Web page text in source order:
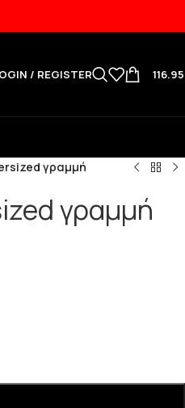
/ REGISTER
γραμμή
γραμμή